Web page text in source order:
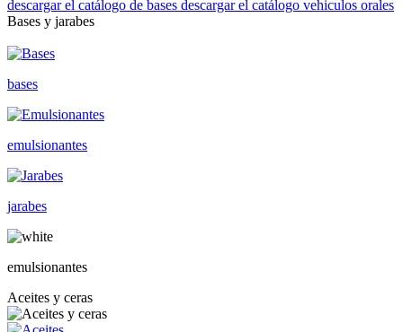
descargar el catálogo de bases descargar el catálogo vehiculos orales
Bases y jarabes
bases
emulsionantes
jarabes
emulsionantes
Aceites y ceras